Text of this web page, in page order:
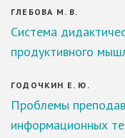
ГЛЕБОВА М. В.
Система
продуктивного
ГОДОЧКИН Е. Ю.
Проблемы
информационных